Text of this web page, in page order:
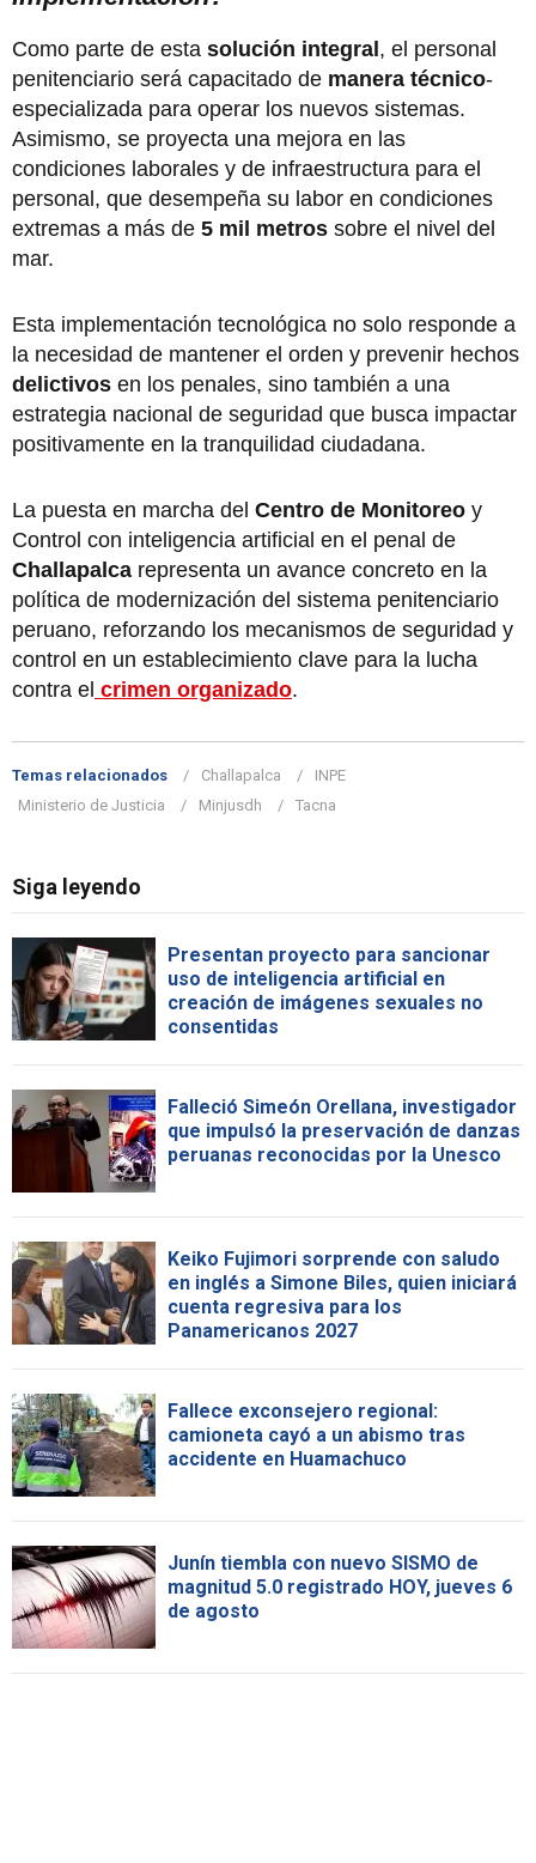
Como parte de esta solución integral , el personal
penitenciario será capacitado de manera técnico-
especializada para operar los nuevos sistemas.
Asimismo, se proyecta una mejora en las
condiciones laborales y de infraestructura para el
personal, que desempeña su labor en condiciones
extremas a más de 5 mil metros sobre el nivel del
mar.
Esta implementación tecnológica no solo responde a
la necesidad de mantener el orden y prevenir hechos
delictivos en los penales, sino también a una
estrategia nacional de seguridad que busca impactar
positivamente en la tranquilidad ciudadana.
La puesta en marcha del Centro de Monitoreo y
Control con inteligencia artificial en el penal de
Challapalca representa un avance concreto en la
política de modernización del sistema penitenciario
peruano, reforzando los mecanismos de seguridad y
control en un establecimiento clave para la lucha
contra el crimen organizado.
Temas relacionados Challapalca
INPE
Ministerio de Justicia
Minjusdh Tacna
Siga leyendo
Presentan proyecto para sancionar
uso de inteligencia artificial en
creación de imágenes sexuales no
consentidas
Falleció Simeón Orellana, investigador
que impulsó la preservación de danzas
peruanas reconocidas por la Unesco
Keiko Fujimori sorprende con saludo
en inglés a Simone Biles, quien iniciará
cuenta regresiva para los
Panamericanos 2027
Fallece exconsejero regional:
camioneta cayó a un abismo tras
accidente en Huamachuco
Junín tiembla con nuevo SISMO de
magnitud 5.0 registrado HOY, jueves 6
de agosto